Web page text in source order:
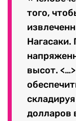
того,
Нагасаки.
высот.
долларов